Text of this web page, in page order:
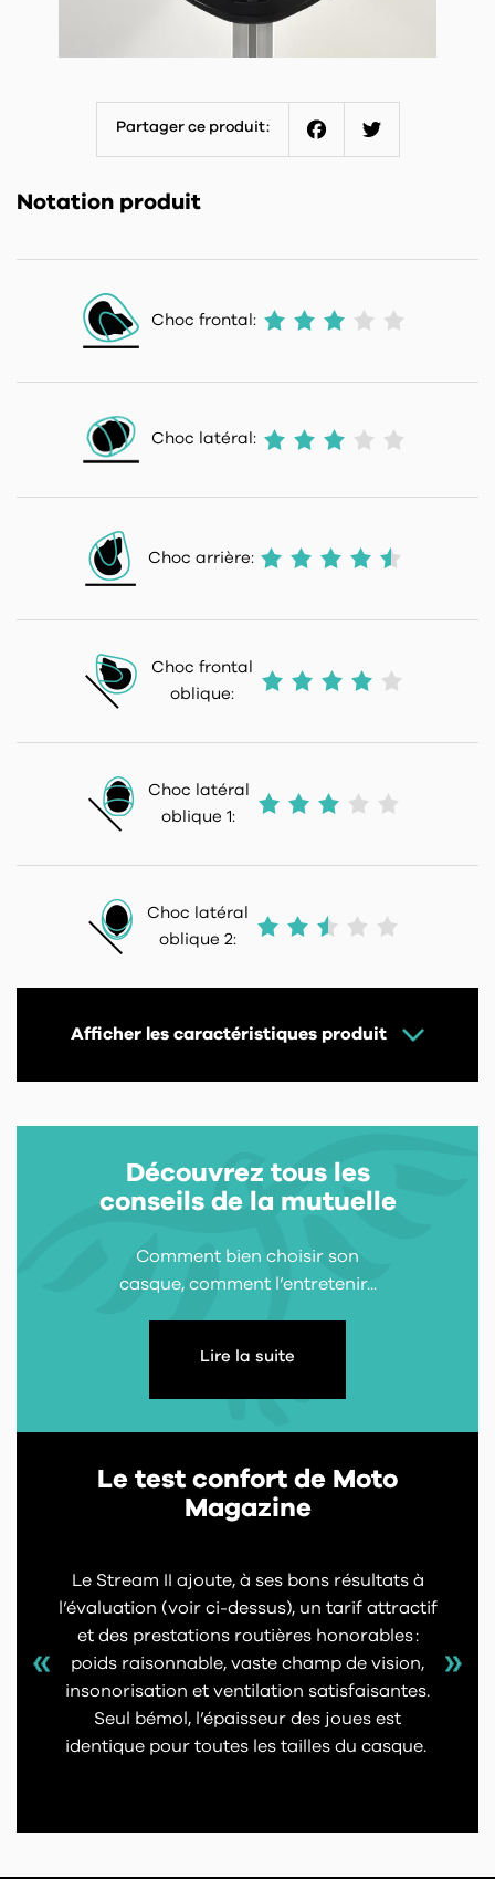
Partager ce produit:
Notation produit
Choc frontal:
Choc latéral:
Choc arrière:
Choc frontal
oblique:
Choc latéral
oblique 1:
Choc latéral
oblique 2:
Afficher les caractéristiques produit
Découvrez tous les
conseils de la mutuelle
Comment bien choisir son
casque, comment l’entretenir...
Lire la suite
Le test confort de Moto
Magazine
Le Stream II ajoute, à ses bons résultats à
l’évaluation (voir ci-dessus), un tarif attractif
et des prestations routières honorables :
poids raisonnable, vaste champ de vision,
insonorisation et ventilation satisfaisantes.
Seul bémol, l’épaisseur des joues est
identique pour toutes les tailles du casque.